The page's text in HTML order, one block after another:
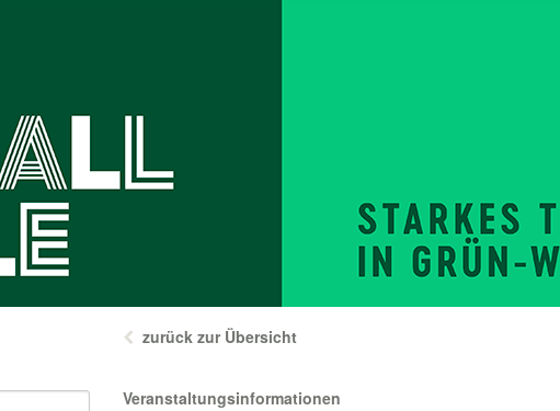
zurück zur Übersicht
Veranstaltungsinformationen